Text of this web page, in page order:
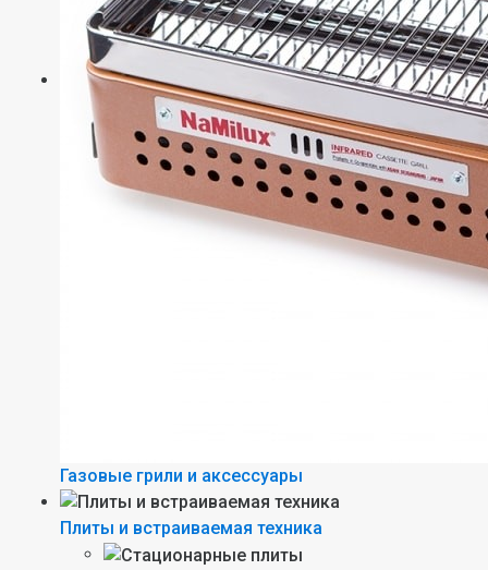
Газовые грили и аксессуары
Плиты и встраиваемая техника